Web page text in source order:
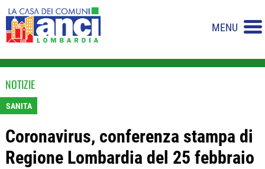
MENU
NOTIZIE
SANITA
Coronavirus, conferenza stampa di
Regione Lombardia del 25 febbraio